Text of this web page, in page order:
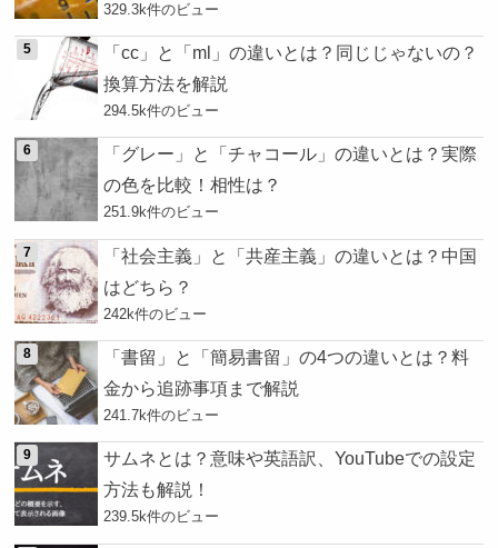
329.3k件のビュー
「cc」と「ml」の違いとは？同じじゃないの？
換算方法を解説
294.5k件のビュー
「グレー」と「チャコール」の違いとは？実際
の色を比較！相性は？
251.9k件のビュー
「社会主義」と「共産主義」の違いとは？中国
はどちら？
242k件のビュー
「書留」と「簡易書留」の4つの違いとは？料
金から追跡事項まで解説
241.7k件のビュー
サムネとは？意味や英語訳、YouTubeでの設定
方法も解説！
239.5k件のビュー